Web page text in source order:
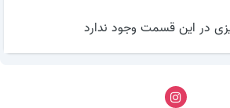
در این قسمت وجود ندارد